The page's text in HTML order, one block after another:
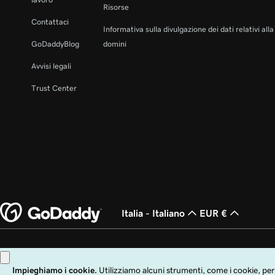
Contattaci
GoDaddyBlog
Avvisi legali
Trust Center
Risorse
Informativa sulla divulgazione dei dati relativi
domini
Italia - Italiano EUR €
Copyright © 1999 - 2026 GoDaddy Operating Company, LLC. Tutti i diritti
Stati Uniti e in altri paesi. Il logo "GO" è un marchio di fabbrica registrato di